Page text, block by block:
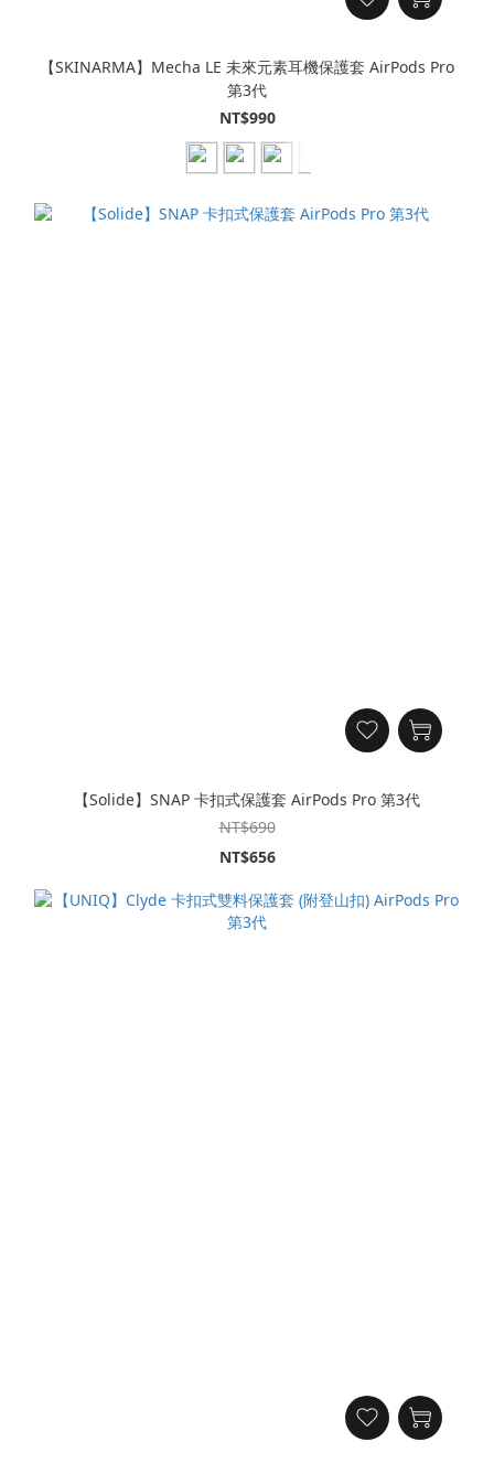
【SKINARMA】Mecha LE 未來元素耳機保護套 AirPods Pro
第3代
NT$990
【Solide】SNAP 卡扣式保護套 AirPods Pro 第3代
NT$690
NT$656